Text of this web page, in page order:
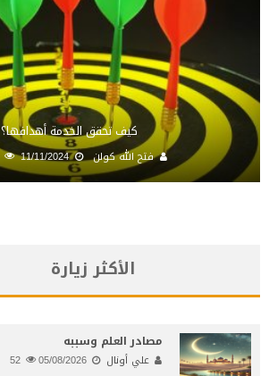
كيف تحقق الخدمة أهدافها؟
فتح الله كولن 11/11/2024
1928
الأكثر زيارة
مصادر العلم وسببه
علي أونال 05/08/2026